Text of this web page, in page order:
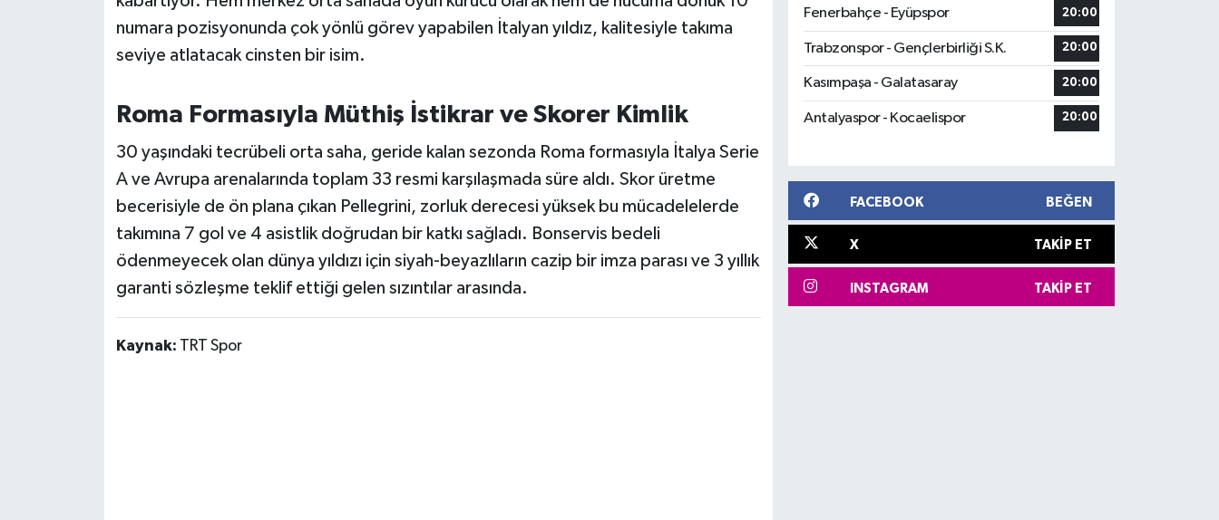
numara pozisyonunda çok yönlü görev yapabilen İtalyan yıldız, kalitesiyle takıma
seviye atlatacak cinsten bir isim.
Roma Formasıyla Müthiş İstikrar ve Skorer Kimlik
30 yaşındaki tecrübeli orta saha, geride kalan sezonda Roma formasıyla İtalya Serie
A ve Avrupa arenalarında toplam 33 resmi karşılaşmada süre aldı. Skor üretme
becerisiyle de ön plana çıkan Pellegrini, zorluk derecesi yüksek bu mücadelelerde
takımına 7 gol ve 4 asistlik doğrudan bir katkı sağladı. Bonservis bedeli
ödenmeyecek olan dünya yıldızı için siyah-beyazlıların cazip bir imza parası ve 3 yıllık
garanti sözleşme teklif ettiği gelen sızıntılar arasında.
Kaynak: TRT Spor
Fenerbahçe - Eyüpspor 20:00
Trabzonspor - Gençlerbirliği S.K. 20:00
Kasımpaşa - Galatasaray 20:00
Antalyaspor - Kocaelispor 20:00
FACEBOOK BEĞEN
X TAKIP ET
INSTAGRAM TAKIP ET